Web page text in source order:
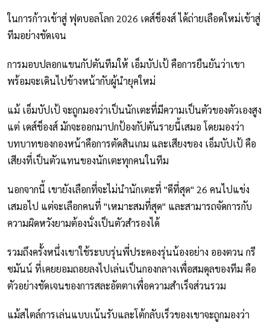
ในการก้าวเข้าสู่ ฟุตบอลโลก 2026 เดส์ช็องส์ ได้ถ่ายเลือดใหม่เข้าสู่
ทีมอย่างชัดเจน
การมอบปลอกแขนกัปตันทีมให้ เอ็มบัปเป้ คือการยืนยันว่าเขา
พร้อมจะเดินไปข้างหน้ากับผู้นำยุคใหม่
แม้ เอ็มบัปเป้ จะถูกมองว่าเป็นนักเตะที่มีความเป็นตัวของตัวเองสูง
แต่ เดส์ช็องส์ มักจะออกมาปกป้องกัปตันรายนี้เสมอ โดยมองว่า
บทบาทของกองหน้าคือการตัดสินเกม และเสียงของ เอ็มบัปเป้ คือ
เสียงที่เป็นตัวแทนของนักเตะทุกคนในทีม
นอกจากนี้ เขายังเลือกที่จะไม่นำนักเตะที่ "ดีที่สุด" 26 คนไปแข่ง
เสมอไป แต่จะเลือกคนที่ "เหมาะสมที่สุด" และสามารถจัดการกับ
ความผิดหวังยามต้องนั่งเป็นตัวสำรองได้
รวมถึงครั้งหนึ่งเขาใช้ระบบรุ่นพี่ประคองรุ่นน้องอย่าง อองตวน กรี
ซมันน์ ที่เคยยอมถอยลงไปเล่นเป็นกองกลางเพื่อสมดุลของทีม คือ
ตัวอย่างชัดเจนของการสละอัตตาเพื่อความสำเร็จส่วนรวม
แม้สไตล์การเล่นแบบเน้นรับและโต้กลับเร็วของเขาจะถูกมองว่า